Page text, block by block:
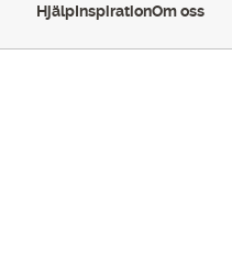
HjälpInspirationOm oss